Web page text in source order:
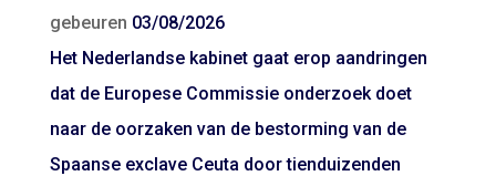
gebeuren 03/08/2026
Het Nederlandse kabinet gaat erop aandringen
dat de Europese Commissie onderzoek doet
naar de oorzaken van de bestorming van de
Spaanse exclave Ceuta door tienduizenden